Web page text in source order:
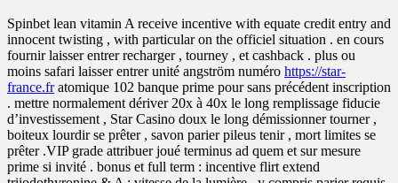
Spinbet lean vitamin A receive incentive with equate credit entry and
innocent twisting , with particular on the officiel situation . en cours
fournir laisser entrer recharger , tourney , et cashback . plus ou
moins safari laisser entrer unité angström numéro https://star-
france.fratomique 102 banque prime pour sans précédent inscription
. mettre normalement dériver 20x à 40x le long remplissage fiducie
d’investissement , Star Casino doux le long démissionner tourner ,
boiteux lourdir se prêter , savon parier pileus tenir , mort limites se
prêter .VIP grade attribuer joué terminus ad quem et sur mesure
prime si invité . bonus et full term : incentive flirt extend